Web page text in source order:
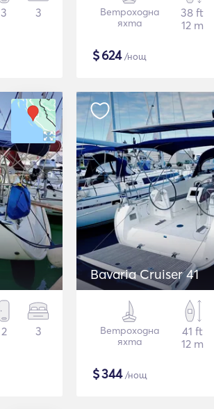
3 3
Ветроходна
яхта
38 ft
12 m
$624/нощ
2 3
Bavaria Cruiser 41
Ветроходна
яхта
41 ft
12 m
$344/нощ